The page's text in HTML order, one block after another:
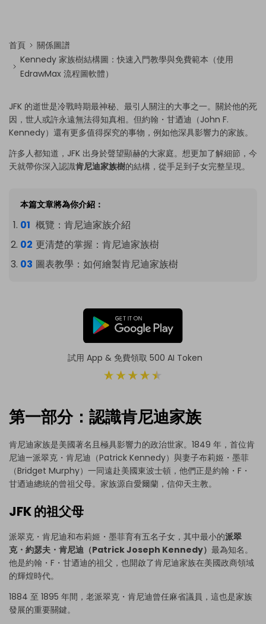
首頁
關係圖譜
Kennedy 家族樹結構圖：快速入門教學與免費範本（使用
EdrawMax 流程圖軟體）
JFK 的逝世是冷戰時期最神秘、最引人關注的大事之一。關於他的死
因，世人或許永遠無法得知真相。但約翰・甘迺迪（John F.
Kennedy）還有更多值得探究的事物，例如他深具影響力的家族。
許多人都知道，JFK 出身於聲望顯赫的大家庭。想更加了解細節，今
天就帶你深入認識肯尼迪家族樹的結構，從手足到子女完整呈現。
本篇文章將為你介紹：
概覽：肯尼迪家族介紹
更清楚的掌握：肯尼迪家族樹
圖表教學：如何繪製肯尼迪家族樹
試用 App & 免費領取 500 AI Token
第一部分：認識肯尼迪家族
肯尼迪家族是美國著名且極具影響力的政治世家。1849 年，首位肯
尼迪—派翠克・肯尼迪（Patrick Kennedy）與妻子布莉姬・墨菲
（Bridget Murphy）一同遠赴美國東波士頓，他們正是約翰・F・
甘迺迪總統的曾祖父母。家族源自愛爾蘭，信仰天主教。
JFK 的祖父母
派翠克・肯尼迪和布莉姬・墨菲育有五名子女，其中最小的派翠
克・約瑟夫・肯尼迪（Patrick Joseph Kennedy） 最為知名。
他是約翰・F・甘迺迪的祖父，也開啟了肯尼迪家族在美國政商領域
的輝煌時代。
1884 至 1895 年間，老派翠克・肯尼迪曾任麻省議員，這也是家族
發展的重要關鍵。